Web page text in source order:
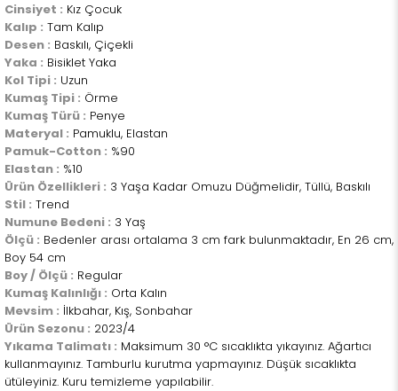
Cinsiyet : Kız Çocuk
Kalıp : Tam Kalıp
Desen : Baskılı, Çiçekli
Yaka : Bisiklet Yaka
Kol Tipi : Uzun
Kumaş Tipi : Örme
Kumaş Türü : Penye
Materyal : Pamuklu, Elastan
Pamuk-Cotton : %90
Elastan : %10
Ürün Özellikleri : 3 Yaşa Kadar Omuzu Düğmelidir, Tüllü, Baskılı
Stil : Trend
Numune Bedeni : 3 Yaş
Ölçü : Bedenler arası ortalama 3 cm fark bulunmaktadır, En 26 cm,
Boy 54 cm
Boy / Ölçü : Regular
Kumaş Kalınlığı : Orta Kalın
Mevsim : İlkbahar, Kış, Sonbahar
Ürün Sezonu : 2023/4
Yıkama Talimatı : Maksimum 30 °C sıcaklıkta yıkayınız. Ağartıcı
kullanmayınız. Tamburlu kurutma yapmayınız. Düşük sıcaklıkta
ütüleyiniz. Kuru temizleme yapılabilir.